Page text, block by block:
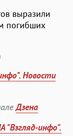
выразили
погибших
Новости
Дзена
"Взгляд-инфо".